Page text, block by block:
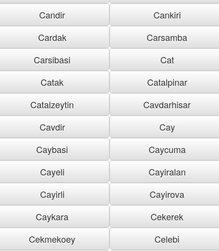
Candir
Cankiri
Cardak
Carsamba
Carsibasi
Cat
Catak
Catalpinar
Catalzeytin
Cavdarhisar
Cavdir
Cay
Caybasi
Caycuma
Cayeli
Cayiralan
Cayirli
Cayirova
Caykara
Cekerek
Cekmekoey
Celebi